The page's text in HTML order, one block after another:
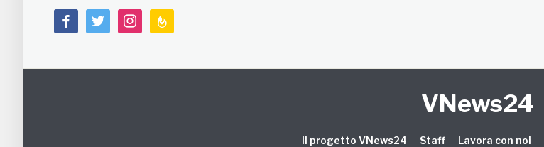
facebooktwitterinstagramfeedburner
VNews24
Il progetto VNews24 Staff Lavora con noi